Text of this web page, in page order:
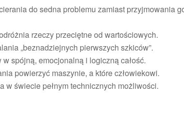
do sedna problemu zamiast przyjmowania
rzeczy przeciętne od wartościowych.
„beznadziejnych pierwszych szkiców”.
spójną, emocjonalną i logiczną całość.
powierzyć maszynie, a które człowiekowi.
w świecie pełnym technicznych możliwości.